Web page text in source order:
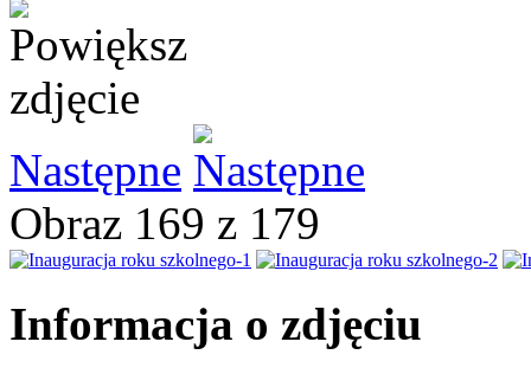
Następne
Obraz 169 z 179
Informacja o zdjęciu